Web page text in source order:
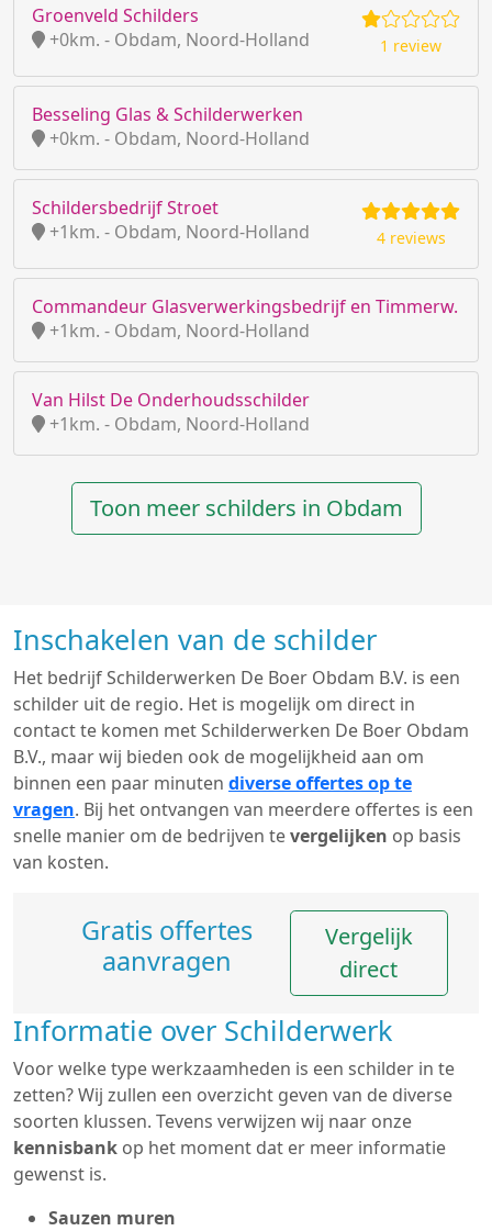
Groenveld Schilders
+0km. - Obdam, Noord-Holland
1 review
Besseling Glas & Schilderwerken
+0km. - Obdam, Noord-Holland
Schildersbedrijf Stroet
+1km. - Obdam, Noord-Holland
4 reviews
Commandeur Glasverwerkingsbedrijf en Timmerw.
+1km. - Obdam, Noord-Holland
Van Hilst De Onderhoudsschilder
+1km. - Obdam, Noord-Holland
Toon meer schilders in Obdam
Inschakelen van de schilder
Het bedrijf Schilderwerken De Boer Obdam B.V. is een
schilder uit de regio. Het is mogelijk om direct in
contact te komen met Schilderwerken De Boer Obdam
B.V., maar wij bieden ook de mogelijkheid aan om
binnen een paar minuten diverse offertes op te
vragen. Bij het ontvangen van meerdere offertes is een
snelle manier om de bedrijven tevergelijken op basis
van kosten.
Gratis offertes
aanvragen
Vergelijk
direct
Informatie over Schilderwerk
Voor welke type werkzaamheden is een schilder in te
zetten? Wij zullen een overzicht geven van de diverse
soorten klussen. Tevens verwijzen wij naar onze
kennisbank op het moment dat er meer informatie
gewenst is.
Sauzen muren